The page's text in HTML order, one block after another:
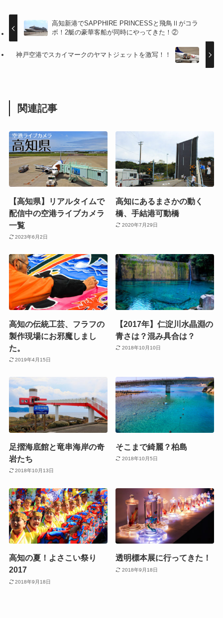
高知新港でSAPPHIRE PRINCESSと飛鳥Ⅱがコラ
ボ！2艇の豪華客船が同時にやってきた！②
神戸空港でスカイマークのヤマトジェットを激写！！
関連記事
【高知県】リアルタイムで
配信中の空港ライブカメラ
一覧
2023年6月2日
高知にあるまさかの動く
橋、手結港可動橋
2020年7月29日
高知の伝統工芸、フラフの
製作現場にお邪魔しまし
た。
2019年4月15日
【2017年】仁淀川水晶淵の
青さは？混み具合は？
2018年10月10日
足摺海底館と竜串海岸の奇
岩たち
2018年10月13日
そこまで綺麗？柏島
2018年10月5日
高知の夏！よさこい祭り
2017
2018年9月18日
透明標本展に行ってきた！
2018年9月18日